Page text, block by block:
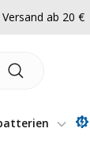
ab 20 €